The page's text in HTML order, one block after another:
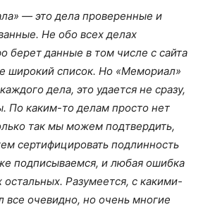
— это дела проверенные и
Не обо всех делах
берет данные в том числе с сайта
широкий список. Но «Мемориал»
дела, это удается не сразу,
По каким-то делам просто нет
так мы можем подтвердить,
сертифицировать подлинность
подписываемся, и любая ошибка
остальных. Разумеется, с какими-
все очевидно, но очень многие